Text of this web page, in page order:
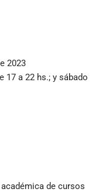
2023
17 a 22 hs.; y sábado
de cursos